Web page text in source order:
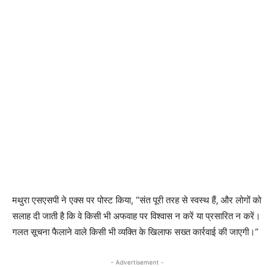
मथुरा एसएसपी ने एक्स पर पोस्ट किया, “संत पूरी तरह से स्वस्थ हैं, और लोगों को
सलाह दी जाती है कि वे किसी भी अफवाह पर विश्वास न करें या प्रसारित न करें।
गलत सूचना फैलाने वाले किसी भी व्यक्ति के खिलाफ सख्त कार्रवाई की जाएगी।”
- Advertisement -